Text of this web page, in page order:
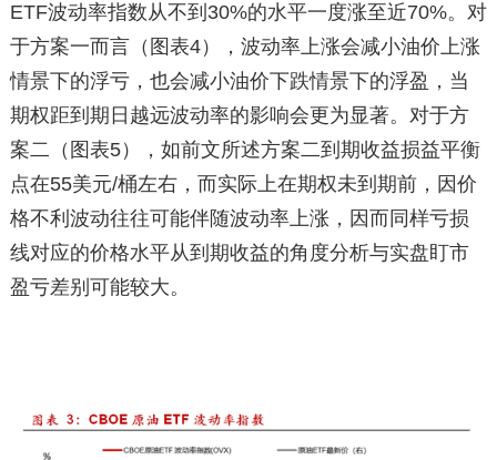
ETF波动率指数从不到30%的水平一度涨至近70%。对
于方案一而言（图表4），波动率上涨会减小油价上涨
情景下的浮亏，也会减小油价下跌情景下的浮盈，当
期权距到期日越远波动率的影响会更为显著。对于方
案二（图表5），如前文所述方案二到期收益损益平衡
点在55美元/桶左右，而实际上在期权未到期前，因价
格不利波动往往可能伴随波动率上涨，因而同样亏损
线对应的价格水平从到期收益的角度分析与实盘盯市
盈亏差别可能较大。